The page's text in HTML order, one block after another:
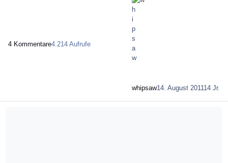
Codes darstellen kann. Hier eine kleine Anleitung, wie man mit ein
paar Klicks ein Video in einen Beitrag einbinden kann. Icon zum
4 Kommentare4.214 Aufrufe
whipsaw14. August 201114 Jr.